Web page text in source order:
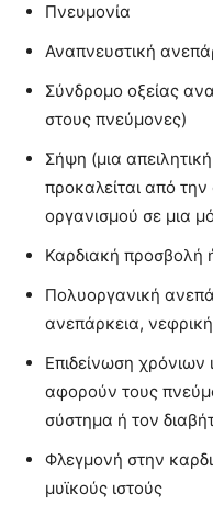
Πνευμονία
Αναπνευστική
Σύνδρομο οξείας
στους πνεύμονες)
Σήψη (μια
προκαλείται από
οργανισμού σε μια
Καρδιακή προσβολή
Πολυοργανική
ανεπάρκεια,
Επιδείνωση
αφορούν τους
σύστημα ή τον
Φλεγμονή στην
μυϊκούς ιστούς